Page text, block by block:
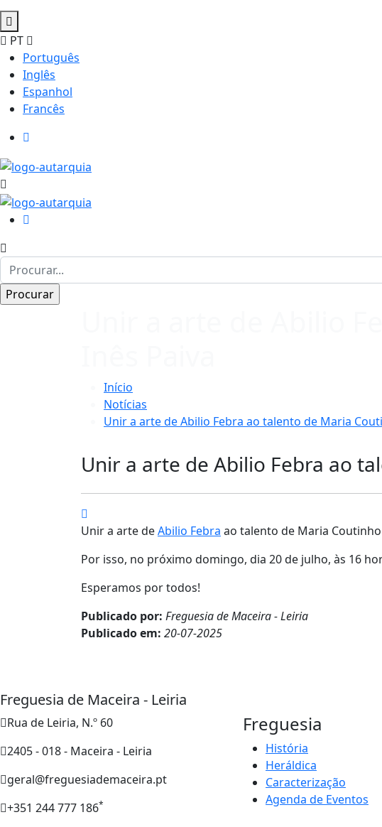
PT
Português
Inglês
Espanhol
Francês
Início
Notícias
Unir a arte de Abilio Febra ao talento de Maria
Unir a arte de Abilio Febra ao
Unir a arte deAbilio Febra ao talento de Maria
Por isso, no próximo domingo, dia 20 de julho, às 16
Esperamos por todos!
Publicado por: Freguesia de Maceira - Leiria
Publicado em: 20-07-2025
Freguesia de Maceira - Leiria
Rua de Leiria, N.º 60
2405 - 018 - Maceira - Leiria
geral@freguesiademaceira.pt
+351 244 777 186*
Freguesia
História
Heráldica
Caracterização
Agenda de Eventos